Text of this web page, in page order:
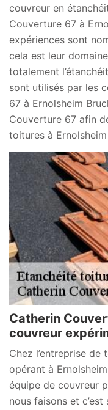
couvreur en
Couverture 67 à
expériences sont
cela est leur
totalement
sont utilisés par les
67 à Ernolsheim
Couverture 67 afin
toitures à
Catherin
couvreur
Chez l’entreprise
opérant à
équipe de couvreur
nous faisons et